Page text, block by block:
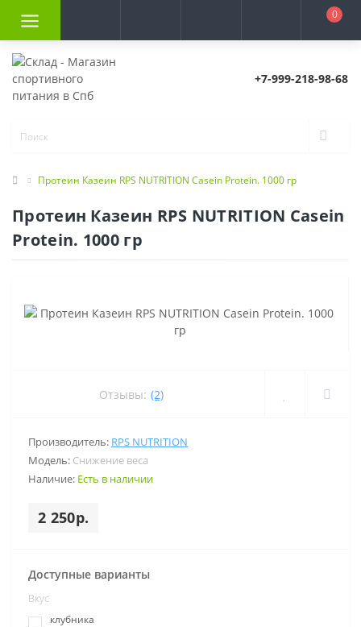
0
+7-999-218-98-68
Протеин Казеин RPS NUTRITION Casein Protein. 1000 гр
Протеин Казеин RPS NUTRITION Casein
Protein. 1000 гр
Отзывы: (2)
Производитель: RPS NUTRITION
Модель: Снижение веса
Наличие: Есть в наличии
2 250р.
Доступные варианты
Вкус
клубника